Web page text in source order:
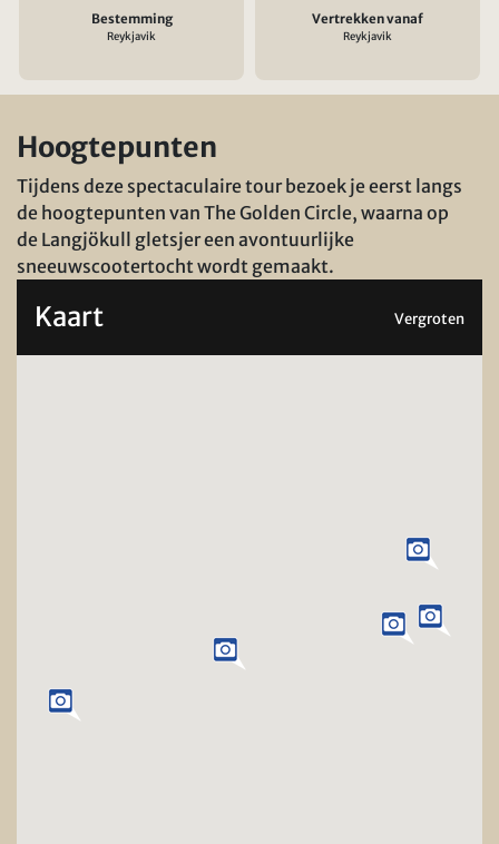
Bestemming
Reykjavik
Vertrekken vanaf
Reykjavik
Hoogtepunten
Tijdens deze spectaculaire tour bezoek je eerst langs
de hoogtepunten van The Golden Circle, waarna op
de Langjökull gletsjer een avontuurlijke
sneeuwscootertocht wordt gemaakt.
Kaart Vergroten